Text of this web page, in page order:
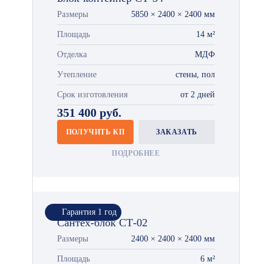
Размеры 5850 × 2400 × 2400 мм
Площадь 14 м²
Отделка МДФ
Утепление стены, пол
Срок изготовления от 2 дней
351 400 руб.
ПОЛУЧИТЬ КП ЗАКАЗАТЬ
ПОДРОБНЕЕ
Гарантия 1 год
Сантех-блок СТ-02
Размеры 2400 × 2400 × 2400 мм
Площадь 6 м²